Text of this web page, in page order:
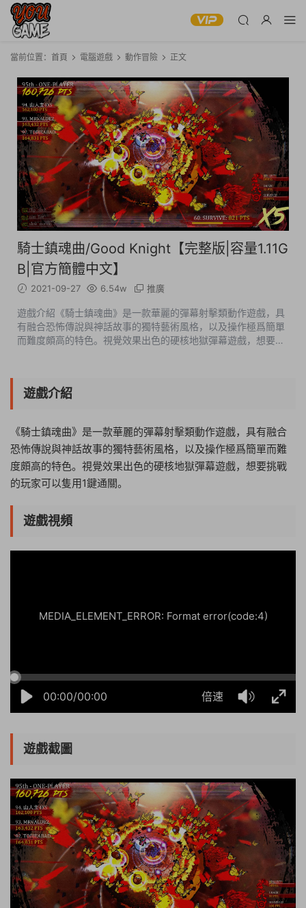
當前位置： 首頁 電腦遊戲 動作冒險 正文
騎士鎮魂曲/Good Knight【完整版|容量1.11G
B|官方簡體中文】
2021-09-27 6.54w 推廣
遊戲介紹《騎士鎮魂曲》是一款華麗的彈幕射擊類動作遊戲，具
有融合恐怖傳說與神話故事的獨特藝術風格，以及操作極爲簡單
而難度頗高的特色。視覺效果出色的硬核地獄彈幕遊戲，想要挑
遊戲介紹
《騎士鎮魂曲》是一款華麗的彈幕射擊類動作遊戲，具有融合
恐怖傳說與神話故事的獨特藝術風格，以及操作極爲簡單而難
度頗高的特色。視覺效果出色的硬核地獄彈幕遊戲，想要挑戰
的玩家可以隻用1鍵通關。
遊戲視頻
00:00/00:00 倍速
MEDIA_ELEMENT_ERROR: Format error(code:4)
遊戲截圖